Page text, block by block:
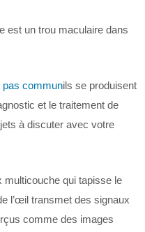
est un trou maculaire dans
pas communils se produisent
et le traitement de
à discuter avec votre
multicouche qui tapisse le
l’œil transmet des signaux
comme des images